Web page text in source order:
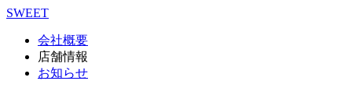
SWEET
会社概要
店舗情報
お知らせ